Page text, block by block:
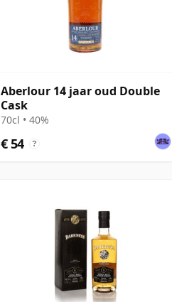
Aberlour 14 jaar oud Double
Cask
70cl • 40%
€ 54 ?